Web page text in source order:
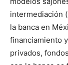
intermediación
la banca en
financiamiento
privados,